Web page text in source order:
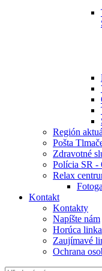
Región
Pošta
Zdravotné
Polícia SR -
Relax
Kontakt
Kontakty
Napíšte nám
Horúca linka
Zaujímavé
Ochrana